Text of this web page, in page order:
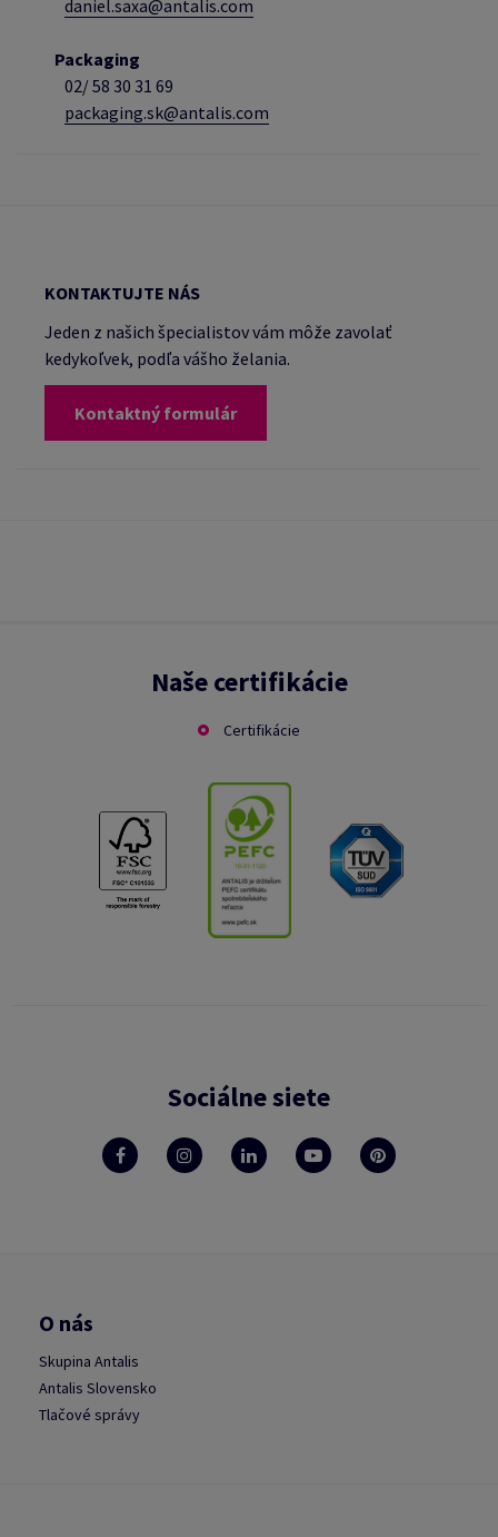
daniel.saxa@antalis.com
Packaging
02/58 30 31 69
packaging.sk@antalis.com
KONTAKTUJTE NÁS
Jeden z našich špecialistov vám môže zavolať
kedykoľvek, podľa vášho želania.
Kontaktný formulár
Naše certifikácie
Certifikácie
Sociálne siete
O nás
Skupina Antalis
Antalis Slovensko
Tlačové správy